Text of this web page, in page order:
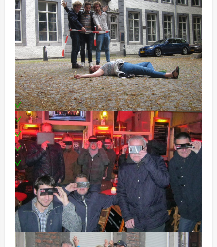
Programma-indicatie:
18.00 - 19.00 Diner voorgerecht / speluitleg
19.00 - 20.00 Flikken deel 1
20.00 - 21.00 Diner hoofdgerecht
21.00 - 22.00 Flikken deel 2
22.00 - 23:00 Dessert en prijsuitreiking
Inclusief:
Enthousiaste begeleiding
Uitgebreid diner in drie verschillende restaurants
Teambuilding
Een leuke prijs voor het winnende team
Te boeken op uw gewenste dag en tijdstip
Niet telkens uw knip hoeven trekken om uw drankje af
te rekenen? Voor € 13,50 per persoon per uur (excl.
BTW) kunt u gebruikmaken van het drankarrangement,
waarbij u onbeperkt kunt genieten van bier, fris,
huiswijn, koffie en thee. En…zo komt u ook achteraf
niet voor verrassingen te staan!